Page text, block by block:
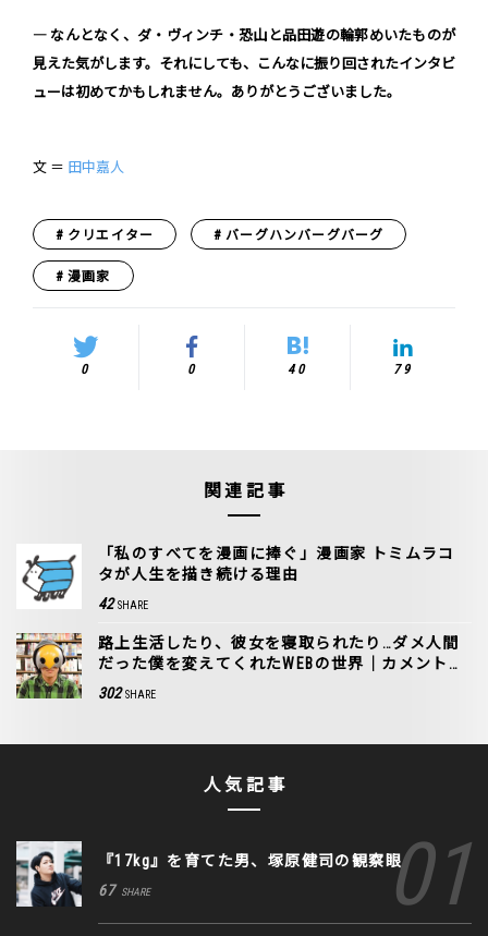
― なんとなく、ダ・ヴィンチ・恐山と品田遊の輪郭めいたものが
見えた気がします。それにしても、こんなに振り回されたインタビ
ューは初めてかもしれません。ありがとうございました。
文 ＝ 田中嘉人
クリエイター バーグハンバーグバーグ
漫画家
0 0 40 79
関連記事
「私のすべてを漫画に捧ぐ」漫画家 トミムラコ
タが人生を描き続ける理由
42 SHARE
路上生活したり、彼女を寝取られたり…ダメ人間
だった僕を変えてくれたWEBの世界｜カメントツ
誕生秘話
302 SHARE
人気記事
『17kg』を育てた男、塚原健司の観察眼
67 SHARE